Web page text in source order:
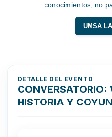
conocimientos, no
UMSA
DETALLE DEL EVENTO
CONVERSATORIO:
HISTORIA Y